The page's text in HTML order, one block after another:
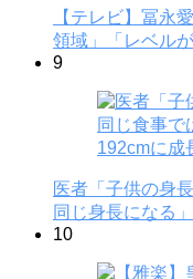
【テレビ】冨永
領域」「レベル
9
医者「子供の身
同じ身長になる
10